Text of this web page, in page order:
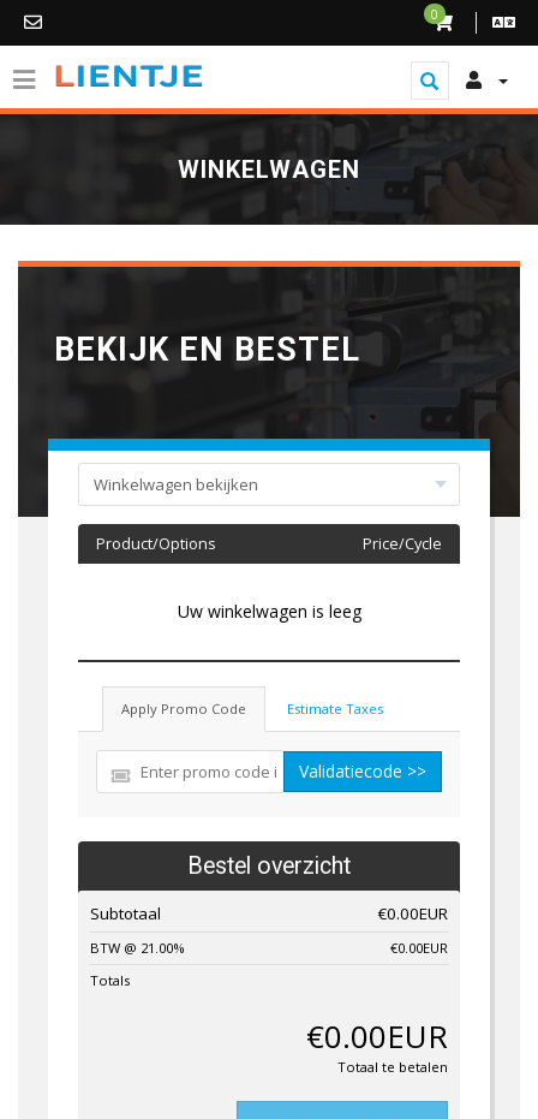
0
WINKELWAGEN
BEKIJK EN BESTEL
Product/Options Price/Cycle
Uw winkelwagen is leeg
Apply Promo Code Estimate Taxes
Validatiecode >>
Bestel overzicht
Subtotaal €0.00EUR
BTW @ 21.00%
€0.00EUR
Totals
€0.00EUR
Totaal te betalen